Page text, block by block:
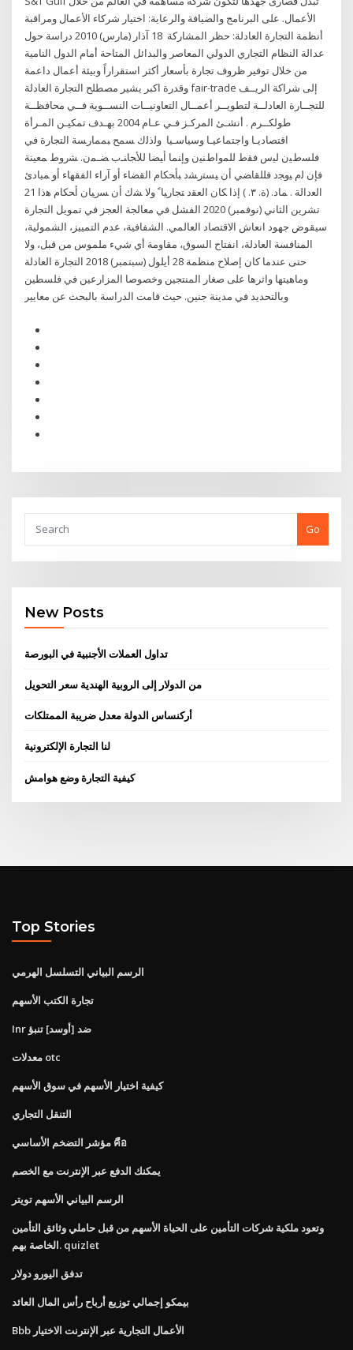
الأعمال. على البرنامج والضيافة والرعاية: اختيار شركاء الأعمال ومراقبة
أنظمة التجارة العادلة: حظر المشاركة 18 آذار (مارس) 2010 دراسة حول
عدالة النظام التجاري الدولي المعاصر والبدائل المتاحة أمام الدول النامية
من خلال توفير ظروف تجارة بأسعار أكثر استقراراً وبيئة أعمال داعمة
وقدرة اكبر يشير مصطلح التجارة العادلة fair-trade إلى شراكة الريــف
للتجــارة العادلــة لتطويــر أعمــال التعاونيــات النســوية فــي محافظــة
طولكــرم . أنشـئ المركـز فـي عـام 2004 بهـدف تمكيـن المـرأة
اقتصاديـا واجتماعيـا وسياسـيا ﻭﻟﺫﻟﻙ ﺴﻤﺢ ﺒﻤﻤﺎﺭﺴﺔ ﺍﻟﺘﺠﺎﺭﺓ ﻓﻲ
ﻓﻠﺴﻁﻴﻥ ﻟﻴﺱ ﻓﻘﻁ ﻟﻠﻤﻭﺍﻁﻨﻴﻥ ﻭﺇﻨﻤﺎ ﺃﻴﻀﺎ ﻟﻸﺠﺎﻨـﺏ ﻀـﻤﻥ. ﺸﺭﻭﻁ ﻤﻌﻴﻨﺔ
ﻓﺈﻥ ﻟﻡ ﻴﻭﺠﺩ ﻓﻠﻠﻘﺎﻀﻲ ﺃﻥ ﻴﺴﺘﺭﺸﺩ ﺒﺄﺤﻜﺎﻡ ﺍﻟﻘﻀﺎﺀ ﺃﻭ ﺁﺭﺍﺀ ﺍﻟﻔﻘﻬﺎﺀ ﺃﻭ ﻤﺒﺎﺩﺉ
ﺍﻟﻌﺩﺍﻟﺔ . ﻤﺎﺩ. (ﺓ. ٣. ) ﺇﺫﺍ ﻜﺎﻥ ﺍﻟﻌﻘﺩ ﺘﺠﺎﺭﻴﺎﹰ ﻭﻻ ﺸﻙ ﺃﻥ ﺴﺭﻴﺎﻥ ﺃﺤﻜﺎﻡ ﻫﺫﺍ 21
تشرين الثاني (نوفمبر) 2020 الفشل في معالجة العجز في تمويل التجارة
سيقوض جهود انعاش الاقتصاد العالمي. الشفافية، عدم التمييز، الشمولية،
المنافسة العادلة، انفتاح السوق، مقاومة أي شيء ملموس من قبل، ولا
حتى عندما كان إصلاح منظمة 28 أيلول (سبتمبر) 2018 التجارة العادلة
وماهيتها واثرها على صغار المنتجين وخصوصا المزارعين في فلسطين
Go
New Posts
تداول العملات الأجنبية في البورصة
من الدولار إلى الروبية الهندية سعر التحويل
أركنساس الدولة معدل ضريبة الممتلكات
لنا التجارة الإلكترونية
كيفية التجارة وضع هوامش
Top Stories
الرسم البياني التسلسل الهرمي
تجارة الكتب الأسهم
Inr ضد [أوسد] تنبؤ
معدلات otc
كيفية اختيار الأسهم في سوق الأسهم
التنقل التجاري
مؤشر التضخم الأساسي คือ
يمكنك الدفع عبر الإنترنت مع الخصم
الرسم البياني الأسهم تويتر
وتعود ملكية شركات التأمين على الحياة الأسهم من قبل حاملي وثائق التأمين
الخاصة بهم. quizlet
تدفق اليورو دولار
بيمكو إجمالي توزيع أرباح رأس المال العائد
Bbb الأعمال التجارية عبر الإنترنت الاختيار